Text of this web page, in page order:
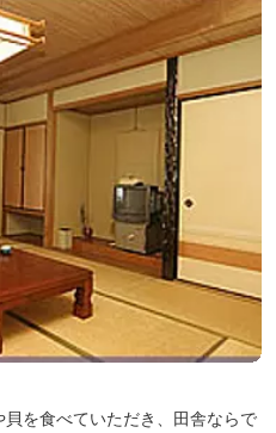
を食べていただき、田舎ならで